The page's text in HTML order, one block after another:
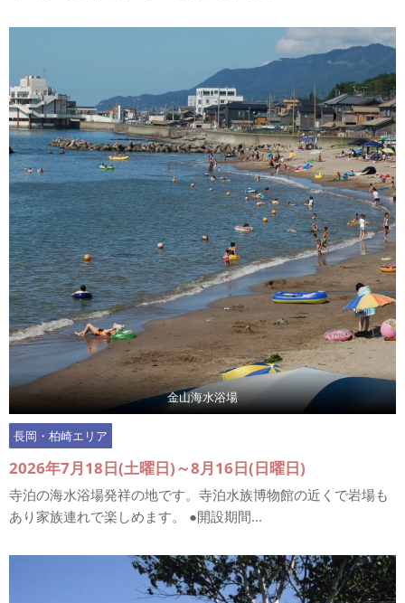
金山海水浴場
長岡・柏崎エリア
2026年7月18日(土曜日)～8月16日(日曜日)
寺泊の海水浴場発祥の地です。寺泊水族博物館の近くで岩場も
あり家族連れで楽しめます。 ●開設期間...